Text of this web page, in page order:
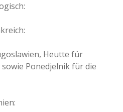
Heutte für
Ponedjelnik für die